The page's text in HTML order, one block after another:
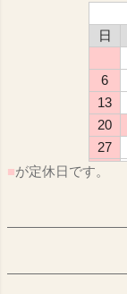
日
6
13
20
27
■が定休日です。